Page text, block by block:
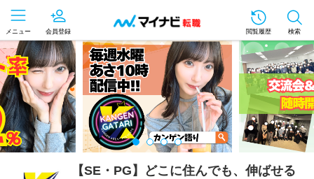
メニュー 会員登録 閲覧履歴 検索
【SE・PG】どこに住んでも、伸ばせる